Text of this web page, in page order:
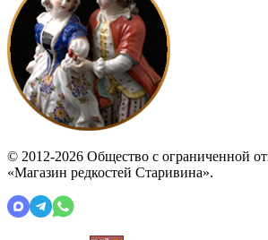
© 2012-2026 Общество с ограниченной
«Магазин редкостей Старивина».